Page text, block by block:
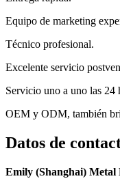
Equipo de marketing
Técnico profesional.
Excelente servicio
Servicio uno a uno las 24
OEM y ODM, también
Datos de
Emily (Shanghai)